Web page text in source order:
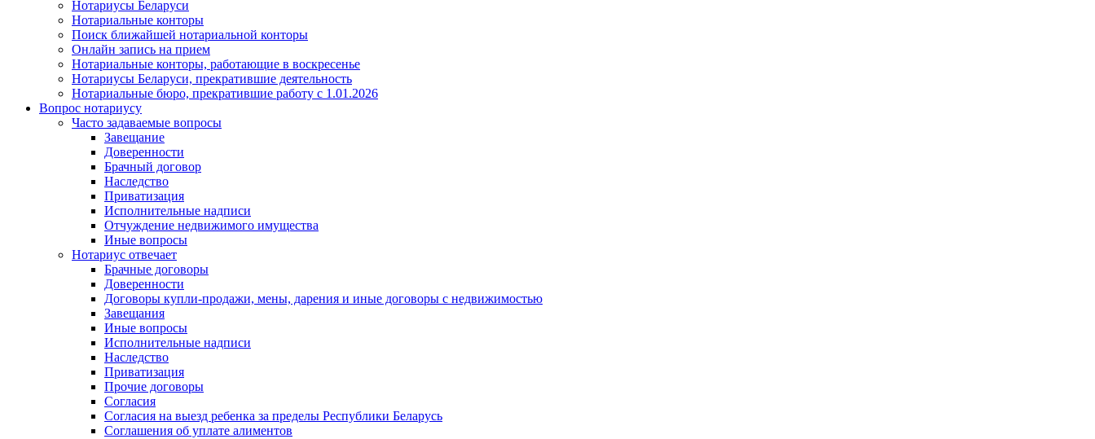
Нотариусы Беларуси
Нотариальные конторы
Поиск ближайшей нотариальной конторы
Онлайн запись на прием
Нотариальные конторы, работающие в воскресенье
Нотариусы Беларуси, прекратившие деятельность
Нотариальные бюро, прекратившие работу с 1.01.2026
Вопрос нотариусу
Часто задаваемые вопросы
Завещание
Доверенности
Брачный договор
Наследство
Приватизация
Исполнительные надписи
Отчуждение недвижимого имущества
Иные вопросы
Нотариус отвечает
Брачные договоры
Доверенности
Договоры купли-продажи, мены, дарения и иные договоры с недвижимостью
Завещания
Иные вопросы
Исполнительные надписи
Наследство
Приватизация
Прочие договоры
Согласия
Согласия на выезд ребенка за пределы Республики Беларусь
Соглашения об уплате алиментов